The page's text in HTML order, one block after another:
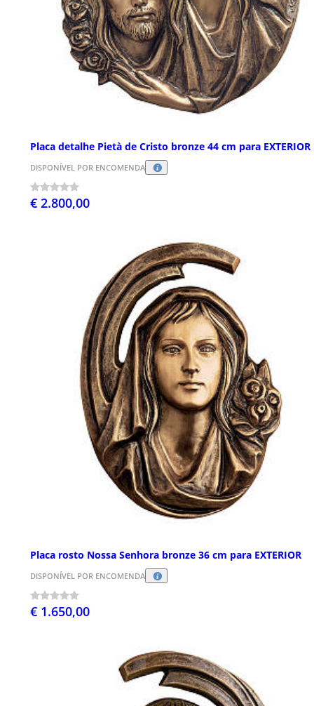
Placa detalhe Pietà de Cristo bronze 44 cm para EXTERIOR
DISPONÍVEL POR ENCOMENDA
€ 2.800,00
Placa rosto Nossa Senhora bronze 36 cm para EXTERIOR
DISPONÍVEL POR ENCOMENDA
€ 1.650,00